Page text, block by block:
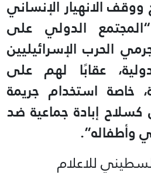
ووقف الانهيار الإنساني
الدولي على
الحرب الإسرائيليين
عقابًا لهم على
خاصة استخدام جريمة
كسلاح إبادة جماعية ضد
وأطفاله”.
للاعلام